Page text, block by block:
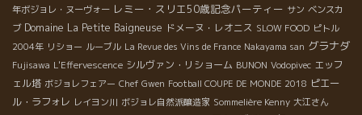
年ボジョレ・ヌーヴォー レミー・スリエ50歳記念パーティー サン ベンスカ
ブ Domaine La Petite Baigneuse ドメーヌ・レオニス SLOW FOOD ピトル
2004年 リショー ルーブル La Revue des Vins de France Nakayama san グラナダ
Fujisawa L'Effervescence シルヴァン・リショーム BUNON Vodopivec エッフ
ェル塔 ボジョレフェアー Chef Gwen Football COUPE DE MONDE 2018 ピエー
ル・ラフォレ レイヨン川 ボジョレ自然派醸造家 Sommelière Kenny 大江さん